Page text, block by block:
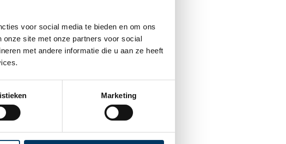
voor social media te bieden en om ons
site met onze partners voor social
met andere informatie die u aan ze heeft
Marketing
overstappen, upgraden
cloud of op een
to date. Vraag zo nodig
zijn, maar voorkomt
ze langzaam
over te stappen naar
verder. Zo
op een Microsoft